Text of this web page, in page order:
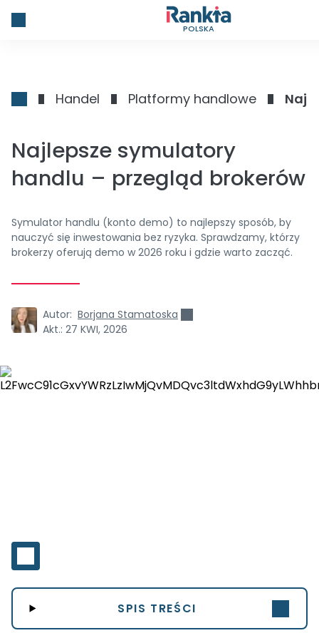
POLSKA
Handel Platformy handlowe
Najlepsze symulatory
handlu – przegląd brokerów
Symulator handlu (konto demo) to najlepszy sposób, by
nauczyć się inwestowania bez ryzyka. Sprawdzamy, którzy
brokerzy oferują demo w 2026 roku i gdzie warto zacząć.
Autor: Borjana Stamatoska
Akt.: 27 KWI, 2026
SPIS TREŚCI